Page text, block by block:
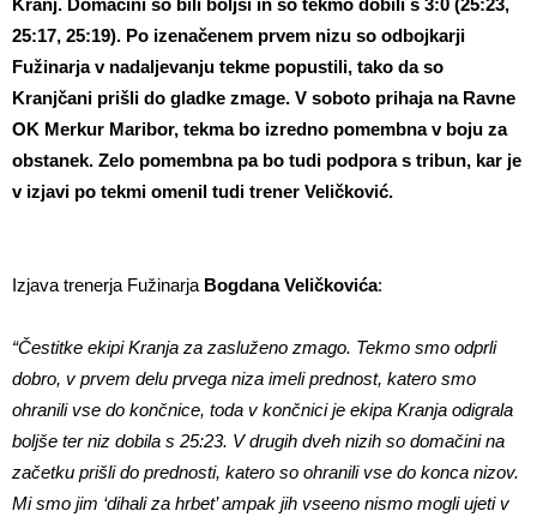
Kranj. Domačini so bili boljši in so tekmo dobili s 3:0 (25:23,
25:17, 25:19). Po izenačenem prvem nizu so odbojkarji
Fužinarja v nadaljevanju tekme popustili, tako da so
Kranjčani prišli do gladke zmage. V soboto prihaja na Ravne
OK Merkur Maribor, tekma bo izredno pomembna v boju za
obstanek. Zelo pomembna pa bo tudi podpora s tribun, kar je
v izjavi po tekmi omenil tudi trener Veličković.
Izjava trenerja Fužinarja Bogdana Veličkovića:
“Čestitke ekipi Kranja za zasluženo zmago. Tekmo smo odprli
dobro, v prvem delu prvega niza imeli prednost, katero smo
ohranili vse do končnice, toda v končnici je ekipa Kranja odigrala
boljše ter niz dobila s 25:23. V drugih dveh nizih so domačini na
začetku prišli do prednosti, katero so ohranili vse do konca nizov.
Mi smo jim ‘dihali za hrbet’ ampak jih vseeno nismo mogli ujeti v